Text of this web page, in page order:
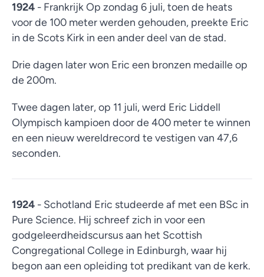
1924 - Frankrijk Op zondag 6 juli, toen de heats
voor de 100 meter werden gehouden, preekte Eric
in de Scots Kirk in een ander deel van de stad.
Drie dagen later won Eric een bronzen medaille op
de 200m.
Twee dagen later, op 11 juli, werd Eric Liddell
Olympisch kampioen door de 400 meter te winnen
en een nieuw wereldrecord te vestigen van 47,6
seconden.
1924 - Schotland Eric studeerde af met een BSc in
Pure Science. Hij schreef zich in voor een
godgeleerdheidscursus aan het Scottish
Congregational College in Edinburgh, waar hij
begon aan een opleiding tot predikant van de kerk.